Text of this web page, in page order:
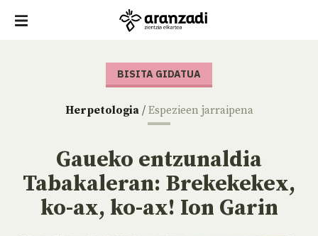
BISITA GIDATUA
Herpetologia/ Espezieen jarraipena
Gaueko entzunaldia
Tabakaleran: Brekekekex,
ko-ax, ko-ax! Ion Garin